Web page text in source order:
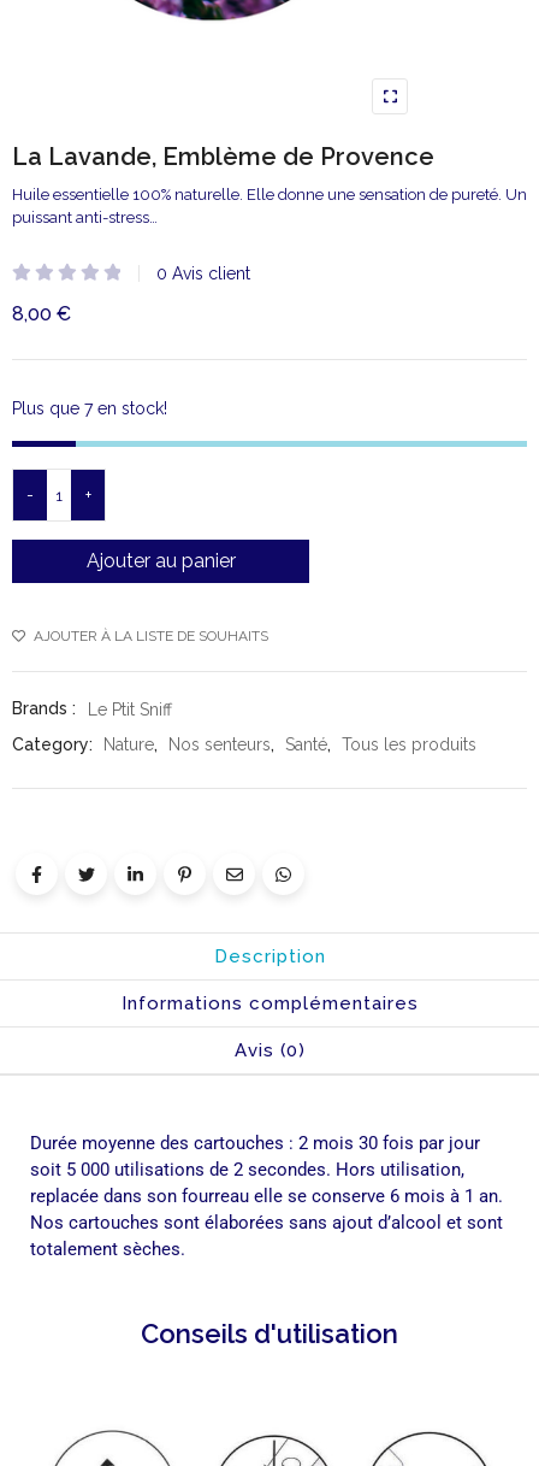
La Lavande, Emblème de Provence
Huile essentielle 100% naturelle. Elle donne une sensation de pureté. Un
puissant anti-stress…
sur
0 Avis client
8,00 €
Plus que 7 en stock!
- +
Ajouter au panier
AJOUTER À LA LISTE DE SOUHAITS
Brands :
Le Ptit Sniff
Category:
Nature, Nos senteurs, Santé, Tous les produits
Description
Informations complémentaires
Avis (0)
Durée moyenne des cartouches : 2 mois 30 fois par jour
soit 5 000 utilisations de 2 secondes. Hors utilisation,
replacée dans son fourreau elle se conserve 6 mois à 1 an.
Nos cartouches sont élaborées sans ajout d’alcool et sont
totalement sèches.
Conseils d'utilisation